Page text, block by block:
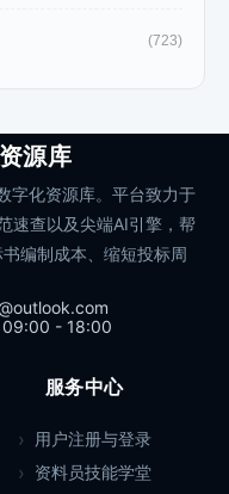
(723)
源库
字化资源库。平台致力于
速查以及尖端AI引擎，帮
编制成本、缩短投标周
09:00 - 18:00
服务中心
用户注册与登录
资料员技能学堂